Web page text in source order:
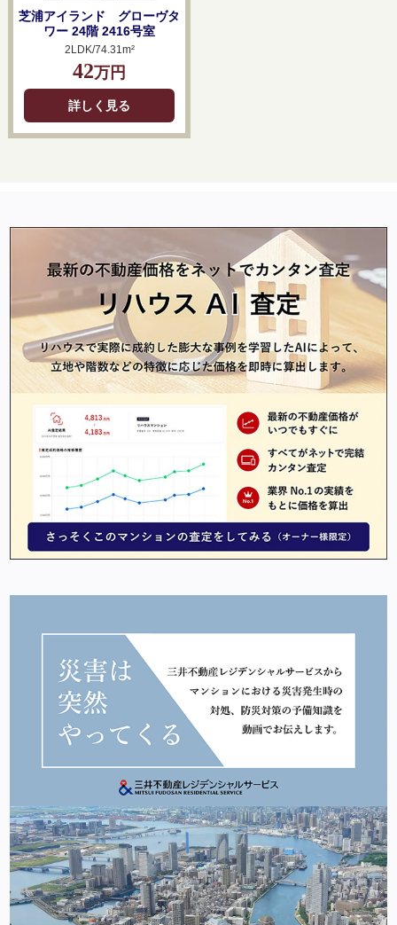
芝浦アイランド グローヴタ
ワー 24階 2416号室
2LDK/74.31m²
42万円
詳しく見る